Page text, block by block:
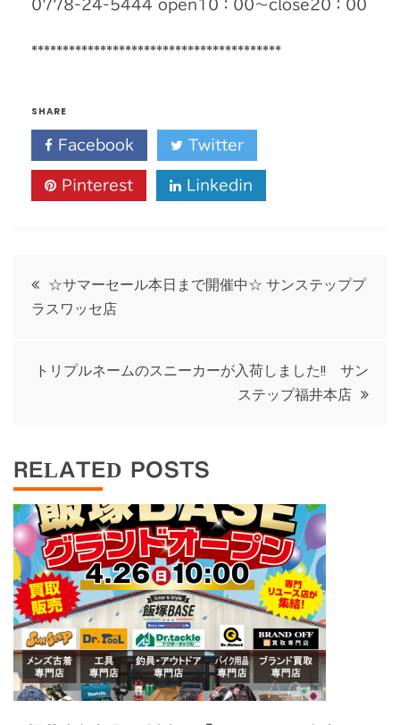
0778-24-5444 open10：00～close20：00
****************************************
SHARE
Facebook Twitter
Pinterest Linkedin
投
ナ
ゲ
ー
シ
ョ
ン
☆サマーセール本日まで開催中☆ サンステッププ
ラスワッセ店
トリプルネームのスニーカーが入荷しました!! サン
ステップ福井本店
RELATED POSTS